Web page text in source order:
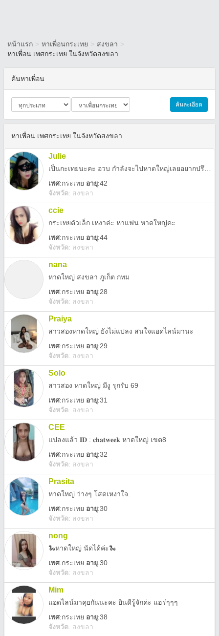
หน้าแรก > หาเพื่อนกระเทย > สงขลา >
หาเพื่อน เพศกระเทย ในจังหวัดสงขลา
ค้นหาเพื่อน
ค้นละเอียด
หาเพื่อน เพศกระเทย ในจังหวัดสงขลา
Julie
เพศ:กระเทย อายุ:42
จังหวัด: สงขลา
ccie
กระเทยตัวเล็ก เหงาค่ะ หาแฟน หาดใหญ่คะ
เพศ:กระเทย อายุ:44
จังหวัด: สงขลา
nana
หาดใหญ่ สงขลา ภูเก็ต กทม
เพศ:กระเทย อายุ:28
จังหวัด: สงขลา
Praiya
สาวสองหาดใหญ่ ยังไม่แปลง สนใจแอดไลน์มานะ
เพศ:กระเทย อายุ:29
จังหวัด: สงขลา
Solo
สาวสอง หาดใหญ่ มีงู รุกรับ 69
เพศ:กระเทย อายุ:31
จังหวัด: สงขลา
CEE
แปลงแล้ว 𝐈𝐃 : 𝐜𝐡𝐚𝐭𝐰𝐞𝐞𝐤 หาดใหญ่ เขต8
เพศ:กระเทย อายุ:32
จังหวัด: สงขลา
Prasita
หาดใหญ่ ว่างๆ โสดเหงาใจ.
เพศ:กระเทย อายุ:30
จังหวัด: สงขลา
nong
🐍หาดใหญ่ นัดได้ค่ะ🐍
เพศ:กระเทย อายุ:30
จังหวัด: สงขลา
Mim
แอดไลน์มาคุยกันนะคะ ยินดีรู้จักค่ะ แฮร่ๆๆๆ
เพศ:กระเทย อายุ:38
จังหวัด: สงขลา